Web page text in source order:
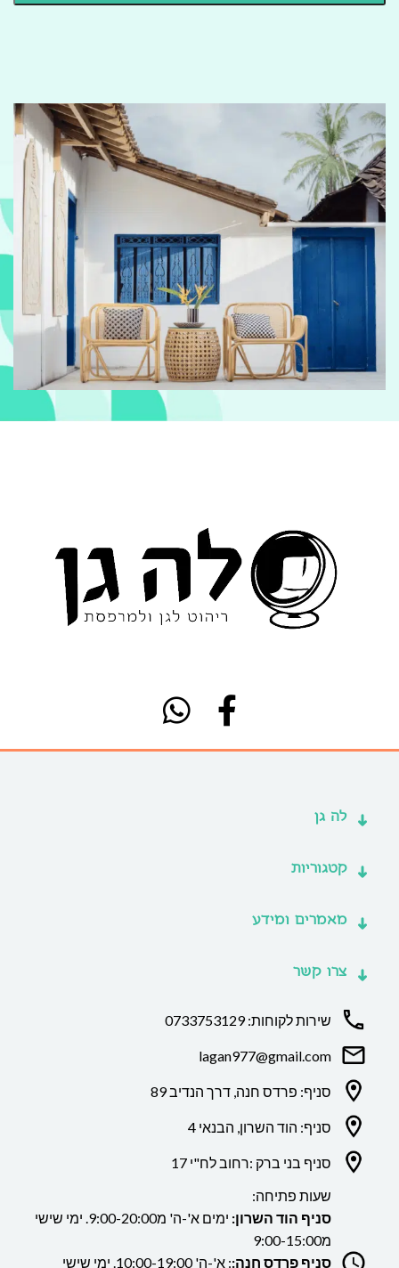
לה גן
קטגוריות
מאמרים ומידע
צרו קשר
שירות לקוחות: 0733753129
lagan977@gmail.com
סניף: פרדס חנה, דרך הנדיב 89
סניף: הוד השרון, הבנאי 4
סניף בני ברק :רחוב לח"י 17
שעות פתיחה:
סניף הוד השרון:
ימים א'-ה' מ9:00-20:00. ימי שישי
מ9:00-15:00
סניף פרדס חנה:
: א'-ה' 10:00-19:00. ימי שישי